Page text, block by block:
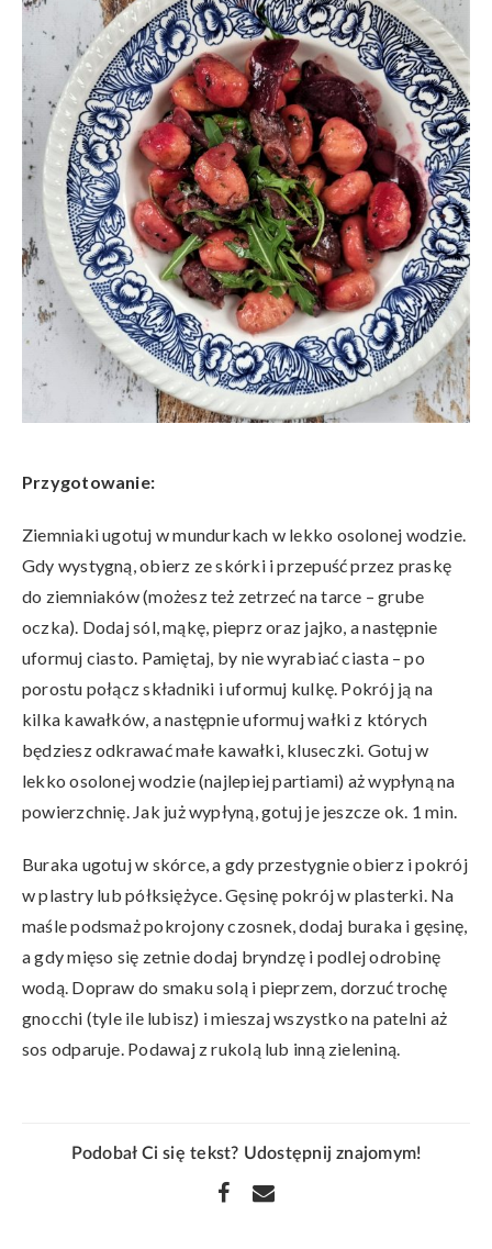
Przygotowanie:
Ziemniaki ugotuj w mundurkach w lekko osolonej wodzie.
Gdy wystygną, obierz ze skórki i przepuść przez praskę
do ziemniaków (możesz też zetrzeć na tarce – grube
oczka). Dodaj sól, mąkę, pieprz oraz jajko, a następnie
uformuj ciasto. Pamiętaj, by nie wyrabiać ciasta – po
porostu połącz składniki i uformuj kulkę. Pokrój ją na
kilka kawałków, a następnie uformuj wałki z których
będziesz odkrawać małe kawałki, kluseczki. Gotuj w
lekko osolonej wodzie (najlepiej partiami) aż wypłyną na
powierzchnię. Jak już wypłyną, gotuj je jeszcze ok. 1 min.
Buraka ugotuj w skórce, a gdy przestygnie obierz i pokrój
w plastry lub półksiężyce. Gęsinę pokrój w plasterki. Na
maśle podsmaż pokrojony czosnek, dodaj buraka i gęsinę,
a gdy mięso się zetnie dodaj bryndzę i podlej odrobinę
wodą. Dopraw do smaku solą i pieprzem, dorzuć trochę
gnocchi (tyle ile lubisz) i mieszaj wszystko na patelni aż
sos odparuje. Podawaj z rukolą lub inną zieleniną.
Podobał Ci się tekst? Udostępnij znajomym!